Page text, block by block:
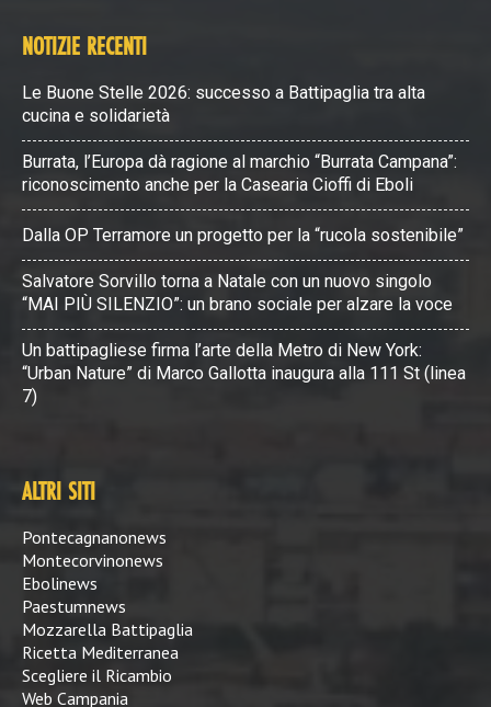
NOTIZIE RECENTI
Le Buone Stelle 2026: successo a Battipaglia tra alta
cucina e solidarietà
Burrata, l’Europa dà ragione al marchio “Burrata Campana”:
riconoscimento anche per la Casearia Cioffi di Eboli
Dalla OP Terramore un progetto per la “rucola sostenibile”
Salvatore Sorvillo torna a Natale con un nuovo singolo
“MAI PIÙ SILENZIO”: un brano sociale per alzare la voce
Un battipagliese firma l’arte della Metro di New York:
“Urban Nature” di Marco Gallotta inaugura alla 111 St (linea
7)
ALTRI SITI
Pontecagnanonews
Montecorvinonews
Ebolinews
Paestumnews
Mozzarella Battipaglia
Ricetta Mediterranea
Scegliere il Ricambio
Web Campania